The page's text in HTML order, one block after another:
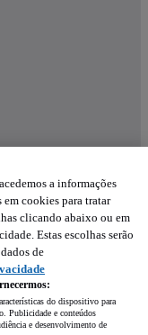
a informações
cookies para tratar
clicando abaixo ou em
Estas escolhas serão
de
do dispositivo para
Publicidade e conteúdos
e desenvolvimento de